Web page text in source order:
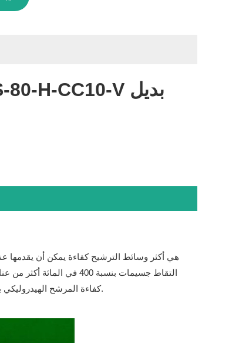
خرطوشة المرشح الهيدروليكي INR-S-80-H-CC10-V بديل
التقاط جسيمات بنسبة
كفاءة المرشح الهيدروليكي بنسبة 99.9 ٪. تعتبر عناصر مرشح الألياف الزجاجية وسيلة ممتازة لمنع التوقف عن العمل غير المجدولة وإطالة عمر السائل الهيدروليكي.